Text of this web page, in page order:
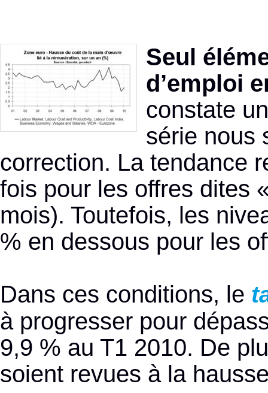
Seul
d’emploi
constate
série nous
correction. La tendance
fois pour les offres dites
mois). Toutefois, les
% en dessous pour les
Dans ces conditions, le
à progresser pour
9,9 % au T1 2010. De
soient revues à la